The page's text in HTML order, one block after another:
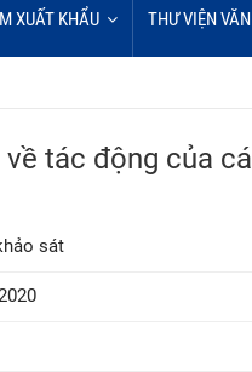
XUẤT KHẨU THƯ VIỆN
về tác động của
sát